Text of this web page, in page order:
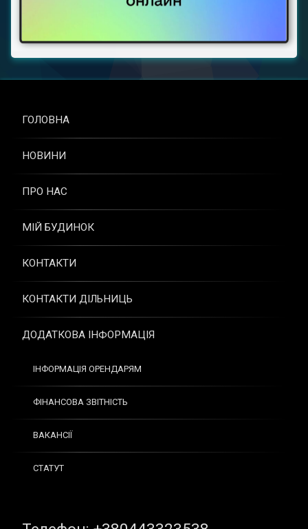
ГОЛОВНА
НОВИНИ
ПРО НАС
МІЙ БУДИНОК
КОНТАКТИ
КОНТАКТИ ДІЛЬНИЦЬ
ДОДАТКОВА ІНФОРМАЦІЯ
ІНФОРМАЦІЯ ОРЕНДАРЯМ
ФІНАНСОВА ЗВІТНІСТЬ
ВАКАНСІЇ
СТАТУТ